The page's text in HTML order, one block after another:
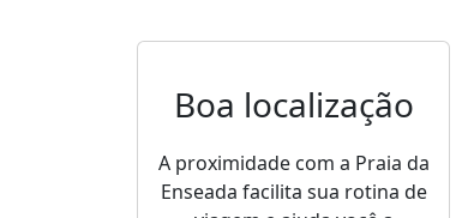
Boa localização
A proximidade com a Praia da
Enseada facilita sua rotina de